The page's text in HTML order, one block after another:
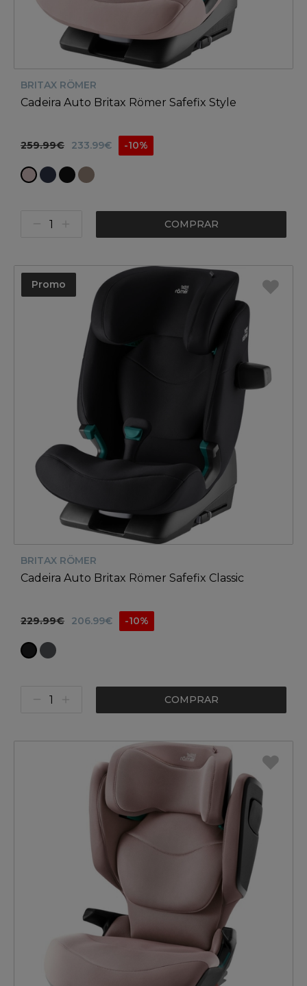
BRITAX RÖMER
Cadeira Auto Britax Römer Safefix Style
259.99€ 233.99€ -10%
COMPRAR
Promo
BRITAX RÖMER
Cadeira Auto Britax Römer Safefix Classic
229.99€ 206.99€ -10%
COMPRAR